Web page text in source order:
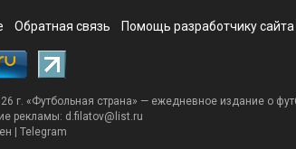
Обратная связь Помощь разработчику сайта
г. «Футбольная страна» — ежедневное издание о
рекламы: d.filatov@list.ru
| Telegram